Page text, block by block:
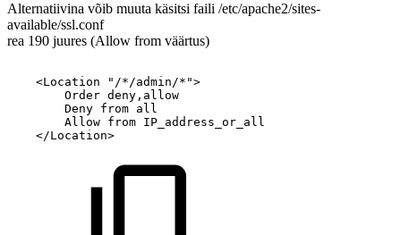
Alternatiivina võib muuta käsitsi faili /etc/apache2/sites-
available/ssl.conf
rea 190 juures (Allow from väärtus)
<Location
"/*/admin/*">
Order deny,allow
Deny from all
Allow from IP_address_or_all
</Location>